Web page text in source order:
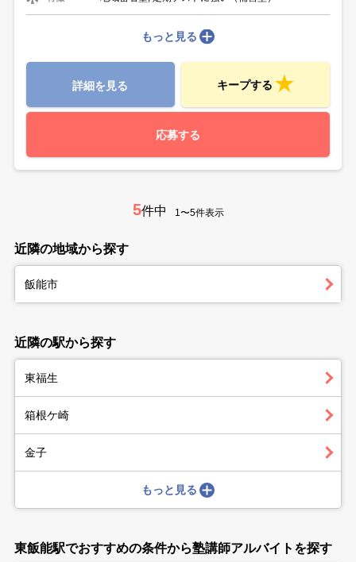
もっと見る
詳細を見る キープする
応募する
5件中 1〜5件表示
近隣の地域から探す
飯能市
近隣の駅から探す
東福生
箱根ケ崎
金子
もっと見る
東飯能駅でおすすめの条件から塾講師アルバイトを探す